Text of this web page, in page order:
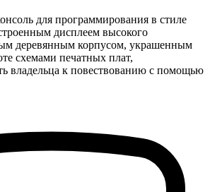
для программирования в стиле
дисплеем высокого
деревянным корпусом, украшенным
схемами печатных плат,
владельца к повествованию с помощью